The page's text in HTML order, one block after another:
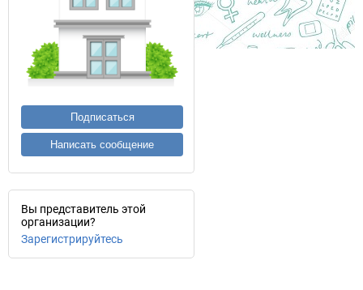
Подписаться
Написать сообщение
Вы представитель этой
организации?
Зарегистрируйтесь